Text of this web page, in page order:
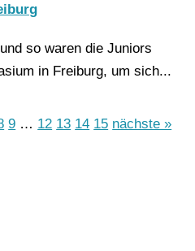
so waren die Juniors
in Freiburg, um sich...
9 … 12 13 14 15 nächste »